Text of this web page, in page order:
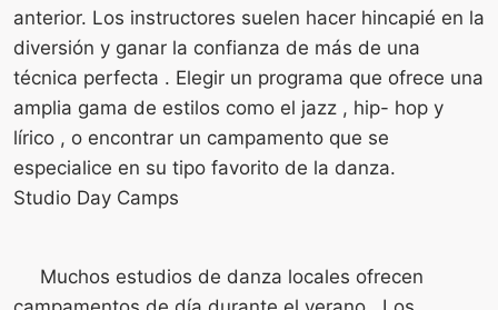
anterior. Los instructores suelen hacer hincapié en la
diversión y ganar la confianza de más de una
técnica perfecta . Elegir un programa que ofrece una
amplia gama de estilos como el jazz , hip- hop y
lírico , o encontrar un campamento que se
especialice en su tipo favorito de la danza.
Studio Day Camps
Muchos estudios de danza locales ofrecen